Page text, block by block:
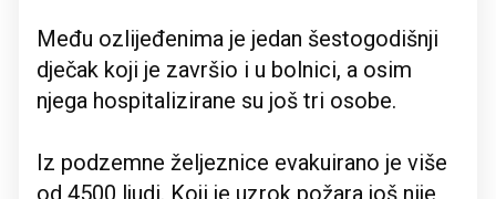
Među ozlijeđenima je jedan šestogodišnji
dječak koji je završio i u bolnici, a osim
njega hospitalizirane su još tri osobe.
Iz podzemne željeznice evakuirano je više